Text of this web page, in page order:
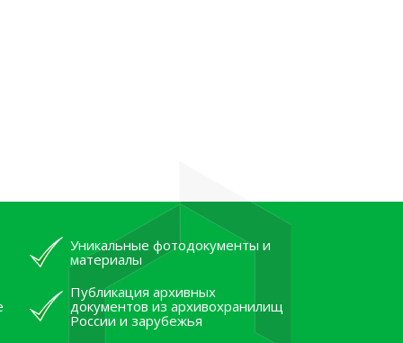
Уникальные фотодокументы и
материалы
Публикация архивных
документов из архивохранилищ
России и зарубежья